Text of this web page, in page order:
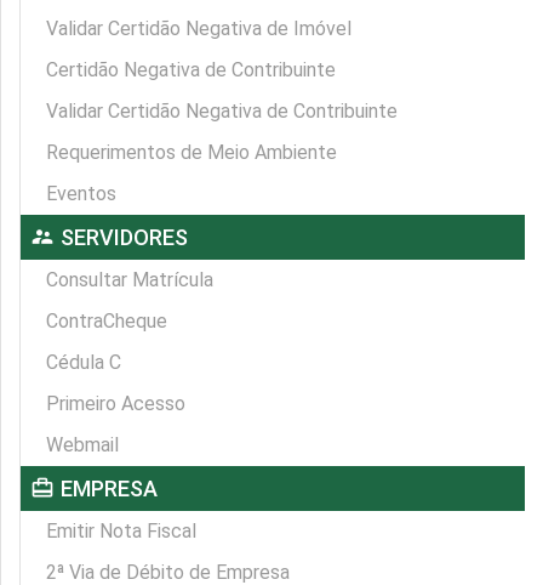
Validar Certidão Negativa de Imóvel
Certidão Negativa de Contribuinte
Validar Certidão Negativa de Contribuinte
Requerimentos de Meio Ambiente
Eventos
supervisor_account SERVIDORES
Consultar Matrícula
ContraCheque
Cédula C
Primeiro Acesso
Webmail
card_travel EMPRESA
Emitir Nota Fiscal
2ª Via de Débito de Empresa